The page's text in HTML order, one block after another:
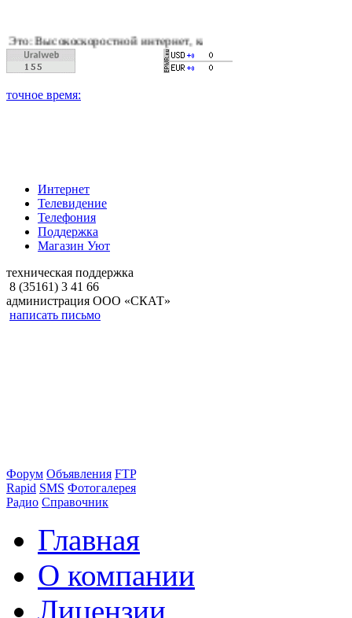
интернет, качественное цифровое и кабельное
Интернет
Телевидение
Телефония
Поддержка
Магазин Уют
техническая поддержка
8 (35161) 3 41 66
администрация ООО «СКАТ»
написать письмо
Форум Объявления FTP
Rapid SMS Фотогалерея
Радио Справочник
Главная
О компании
Лицензии